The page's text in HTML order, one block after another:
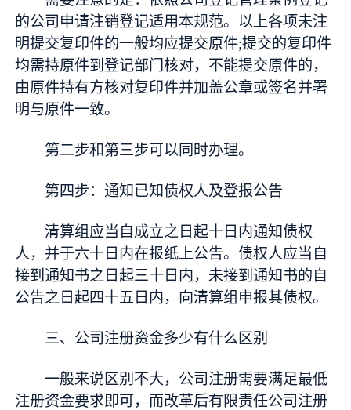
的公司申请注销登记适用本规范。以上各项未注
明提交复印件的一般均应提交原件;提交的复印件
均需持原件到登记部门核对，不能提交原件的，
由原件持有方核对复印件并加盖公章或签名并署
明与原件一致。
第二步和第三步可以同时办理。
第四步：通知已知债权人及登报公告
清算组应当自成立之日起十日内通知债权
人，并于六十日内在报纸上公告。债权人应当自
接到通知书之日起三十日内，未接到通知书的自
公告之日起四十五日内，向清算组申报其债权。
三、公司注册资金多少有什么区别
一般来说区别不大，公司注册需要满足最低
注册资金要求即可，而改革后有限责任公司注册